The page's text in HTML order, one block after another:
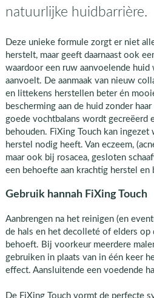
natuurlijke huidbarrière.
Deze unieke formule zorgt er niet
herstelt, maar geeft daarnaast ook
waardoor een ruw aanvoelende huid
aanvoelt. De aanmaak van nieuw
en littekens herstellen beter én
bescherming aan de huid zonder
goede vochtbalans wordt gecreëerd
behouden. FiXing Touch kan
herstel nodig heeft. Van eczeem,
maar ook bij rosacea, gesloten
een behoefte aan krachtig herstel en
Gebruik hannah FiXing Touch
Aanbrengen na het reinigen (en
de hals en het decolleté of elders op
behoeft. Bij voorkeur meerdere
gebruiken in plaats van in één keer
effect. Aansluitende een voedende
De FiXing Touch vormt de perfecte